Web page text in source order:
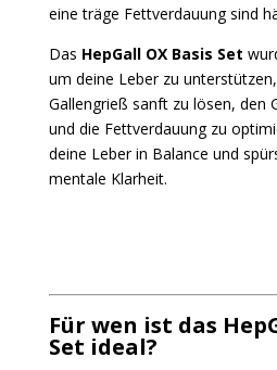
eine träge Fettverdauung sind
Das HepGall OX Basis Set
um deine Leber zu
Gallengrieß sanft zu lösen, den
und die Fettverdauung zu
deine Leber in Balance und
mentale Klarheit.
Für wen ist das
Set ideal?